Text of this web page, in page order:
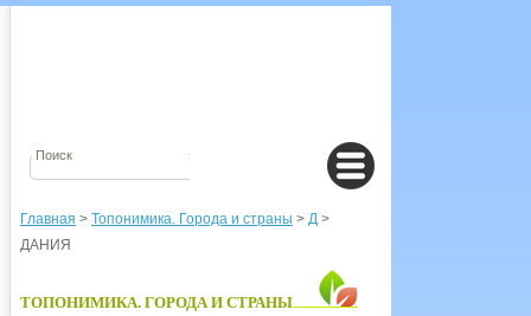
Главная > Топонимика. Города и страны > Д >
ДАНИЯ
ТОПОНИМИКА. ГОРОДА И СТРАНЫ